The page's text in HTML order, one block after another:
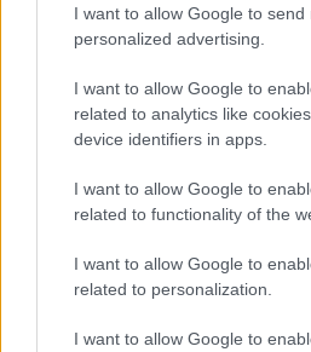
I want to allow Google to send
personalized advertising.
I want to allow Google to
related to analytics like
device identifiers in apps.
I want to allow Google to
related to functionality of the
I want to allow Google to
related to personalization.
I want to allow Google to